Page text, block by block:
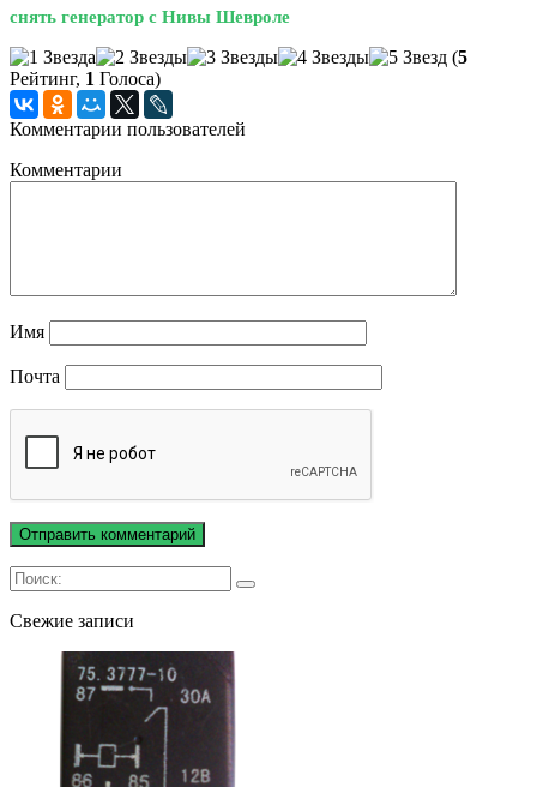
снять генератор с Нивы Шевроле
(5
Рейтинг, 1 Голоса)
Комментарии пользователей
Комментарии
Имя
Почта
Свежие записи